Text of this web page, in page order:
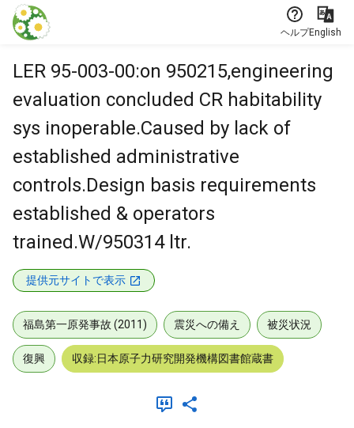
本文に飛ぶ
ヘルプEnglish
LER 95-003-00:on 950215,engineering
evaluation concluded CR habitability
sys inoperable.Caused by lack of
established administrative
controls.Design basis requirements
established & operators
trained.W/950314 ltr.
提供元サイトで表示
福島第一原発事故 (2011) 震災への備え 被災状況
復興 収録:日本原子力研究開発機構図書館蔵書